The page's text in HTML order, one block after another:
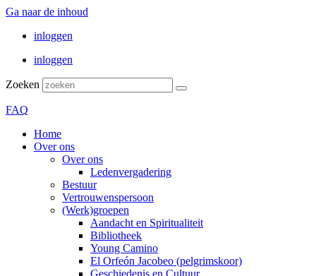
Ga naar de inhoud
inloggen
inloggen
Zoeken
FAQ
Home
Over ons
Over ons
Ledenvergadering
Bestuur
Vertrouwenspersoon
(Werk)groepen
Aandacht en Spiritualiteit
Bibliotheek
Young Camino
El Orfeón Jacobeo (pelgrimskoor)
Geschiedenis en Cultuur